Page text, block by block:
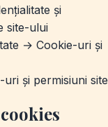
și
site-ului
→ Cookie-uri și
și permisiuni site